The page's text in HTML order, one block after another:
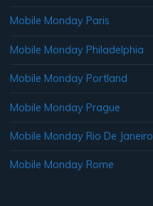
Mobile Monday Paris
Mobile Monday Philadelphia
Mobile Monday Portland
Mobile Monday Prague
Mobile Monday Rio De Janeiro
Mobile Monday Rome